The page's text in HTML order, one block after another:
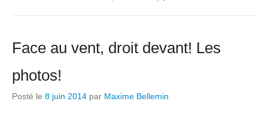
Face au vent, droit devant! Les
photos!
Posté le 8 juin 2014 par Maxime Bellemin